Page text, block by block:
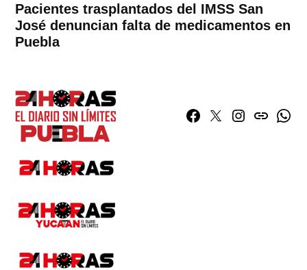
Pacientes trasplantados del IMSS San
José denuncian falta de medicamentos en
Puebla
Facebook
TwitterInstagram
issuu